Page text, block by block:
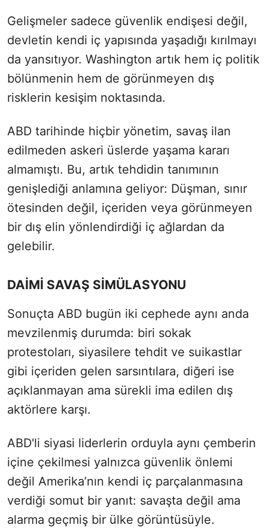
Gelişmeler sadece güvenlik endişesi değil,
devletin kendi iç yapısında yaşadığı kırılmayı
da yansıtıyor. Washington artık hem iç politik
bölünmenin hem de görünmeyen dış
risklerin kesişim noktasında.
ABD tarihinde hiçbir yönetim, savaş ilan
edilmeden askeri üslerde yaşama kararı
almamıştı. Bu, artık tehdidin tanımının
genişlediği anlamına geliyor: Düşman, sınır
ötesinden değil, içeriden veya görünmeyen
bir dış elin yönlendirdiği iç ağlardan da
gelebilir.
DAİMİ SAVAŞ SİMÜLASYONU
Sonuçta ABD bugün iki cephede aynı anda
mevzilenmiş durumda: biri sokak
protestoları, siyasilere tehdit ve suikastlar
gibi içeriden gelen sarsıntılara, diğeri ise
açıklanmayan ama sürekli ima edilen dış
aktörlere karşı.
ABD'li siyasi liderlerin orduyla aynı çemberin
içine çekilmesi yalnızca güvenlik önlemi
değil Amerika’nın kendi iç parçalanmasına
verdiği somut bir yanıt: savaşta değil ama
alarma geçmiş bir ülke görüntüsüyle.